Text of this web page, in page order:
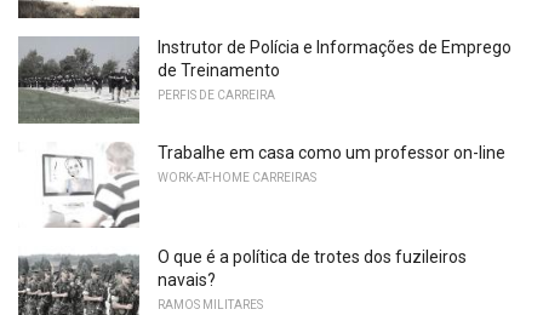
Instrutor de Polícia e Informações de Emprego
de Treinamento
PERFIS DE CARREIRA
Trabalhe em casa como um professor on-line
WORK-AT-HOME CARREIRAS
O que é a política de trotes dos fuzileiros
navais?
RAMOS MILITARES